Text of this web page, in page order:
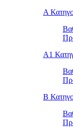
Α
Α1
Β